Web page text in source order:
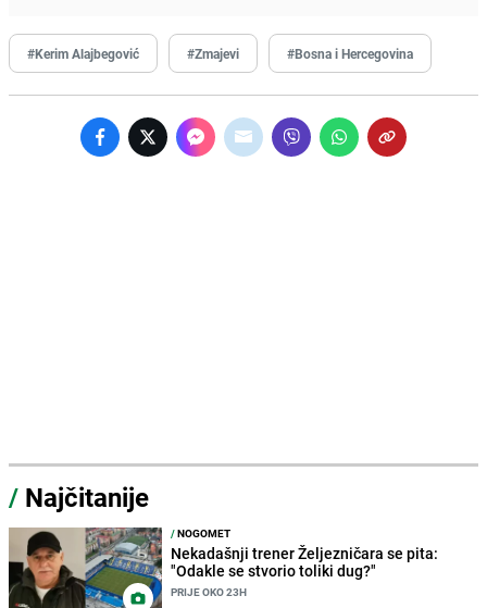
#Kerim Alajbegović #Zmajevi #Bosna i Hercegovina
/ Najčitanije
/NOGOMET
Nekadašnji trener Željezničara se pita:
"Odakle se stvorio toliki dug?"
PRIJE OKO 23H